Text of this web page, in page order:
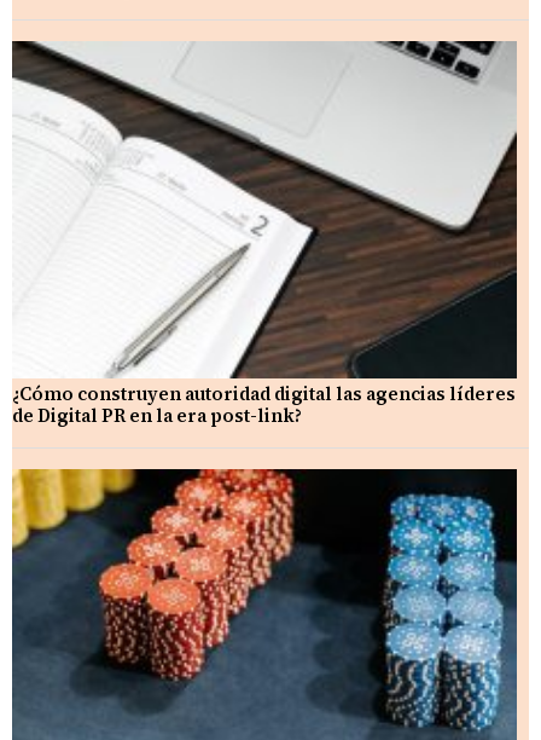
¿Cómo construyen autoridad digital las agencias líderes
de Digital PR en la era post-link?